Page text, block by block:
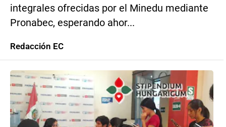
integrales ofrecidas por el Minedu mediante
Pronabec, esperando ahor...
Redacción EC